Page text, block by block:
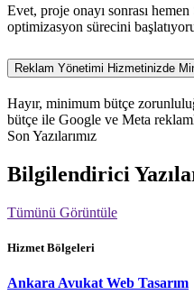
Evet, proje onayı sonrası
optimizasyon sürecini
Reklam Yönetimi Hizmetinizde
Hayır, minimum bütçe
bütçe ile Google ve Meta
Son Yazılarımız
Bilgilendirici
Tümünü Görüntüle
Hizmet Bölgeleri
Ankara Avukat Web Tasarım